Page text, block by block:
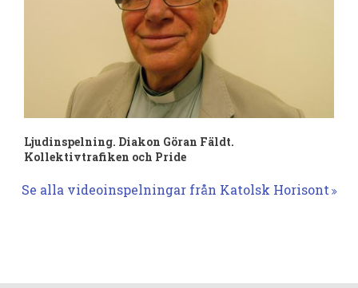
Ljudinspelning. Diakon Göran Fäldt.
Kollektivtrafiken och Pride
Se alla videoinspelningar från Katolsk Horisont